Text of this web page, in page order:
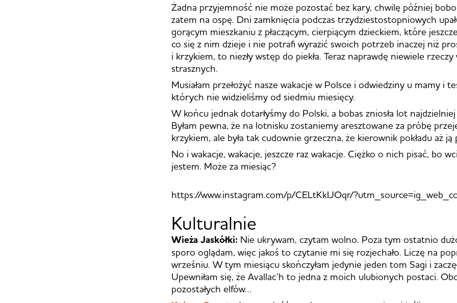
Żadna przyjemność nie może pozostać bez kary, chwilę później
zatem na ospę. Dni zamknięcia podczas trzydziestostopniowych
gorącym mieszkaniu z płaczącym, cierpiącym dzieckiem, które
co się z nim dzieje i nie potrafi wyrazić swoich potrzeb inaczej niż
i krzykiem, to niezły wstęp do piekła. Teraz naprawdę niewiele
strasznych.
Musiałam przełożyć nasze wakacje w Polsce i odwiedziny u mamy i
których nie widzieliśmy od siedmiu miesięcy.
W końcu jednak dotarłyśmy do Polski, a bobas zniosła lot
Byłam pewna, że na lotnisku zostaniemy aresztowane za próbę
krzykiem, ale była tak cudownie grzeczna, że kierownik pokładu aż
No i wakacje, wakacje, jeszcze raz wakacje. Ciężko o nich pisać, bo
jestem. Może za miesiąc?
https://www.instagram.com/p/CELtKkIJOqr/
Kulturalnie
Wieża Jaskółki: Nie ukrywam, czytam wolno. Poza tym ostatnio
sporo oglądam, więc jakoś to czytanie mi się rozjechało. Liczę na
wrześniu. W tym miesiącu skończyłam jedynie jeden tom Sagi i
Upewniłam się, że Avallac’h to jedna z moich ulubionych postaci.
pozostałych elfów…